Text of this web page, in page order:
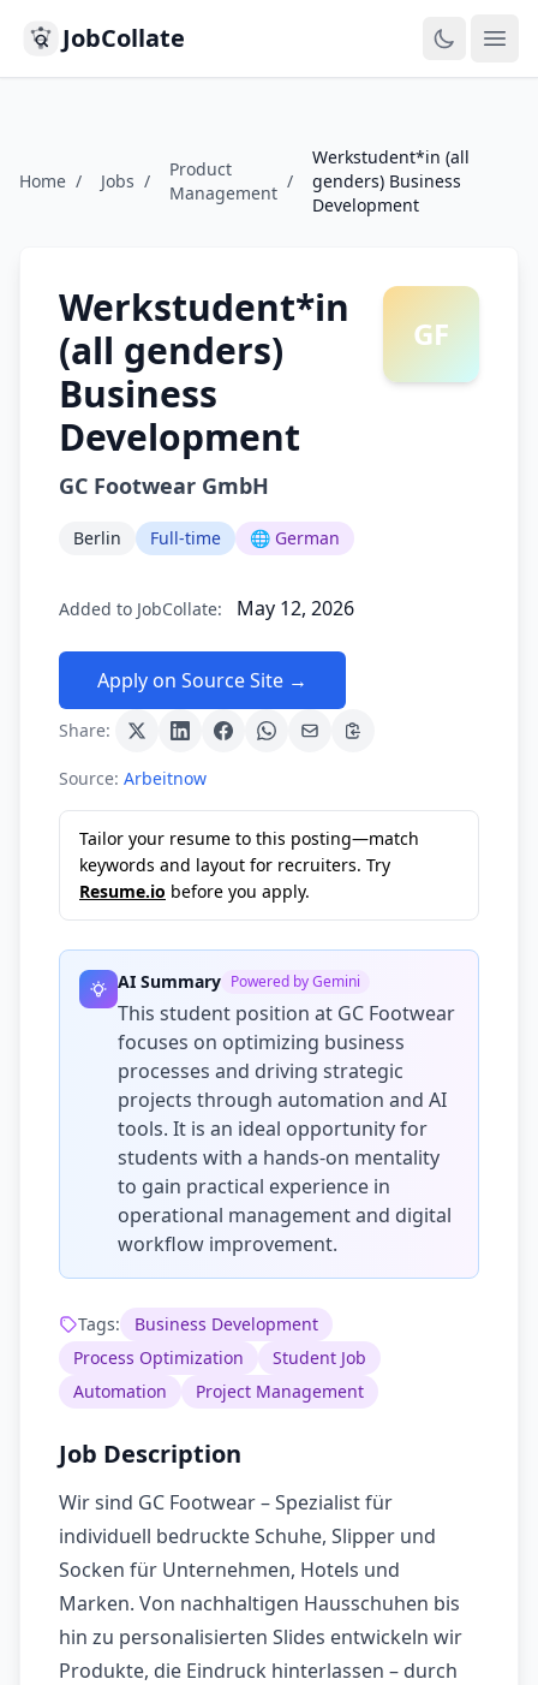
JobCollate
Home / Jobs /
Product
Management
/
Werkstudent*in (all
genders) Business
Development
Werkstudent*in
(all genders)
Business
Development
GC Footwear GmbH
Berlin Full-time 🌐 German
GF
Added to JobCollate: May 12, 2026
Apply on Source Site →
Share:
Source: Arbeitnow
Tailor your resume to this posting—match
keywords and layout for recruiters. Try
Resume.io before you apply.
AI Summary Powered by Gemini
This student position at GC Footwear
focuses on optimizing business
processes and driving strategic
projects through automation and AI
tools. It is an ideal opportunity for
students with a hands-on mentality
to gain practical experience in
operational management and digital
workflow improvement.
Tags:
Business Development
Process Optimization
Student Job
Automation
Project Management
Job Description
Wir sind GC Footwear – Spezialist für
individuell bedruckte Schuhe, Slipper und
Socken für Unternehmen, Hotels und
Marken. Von nachhaltigen Hausschuhen bis
hin zu personalisierten Slides entwickeln wir
Produkte, die Eindruck hinterlassen – durch